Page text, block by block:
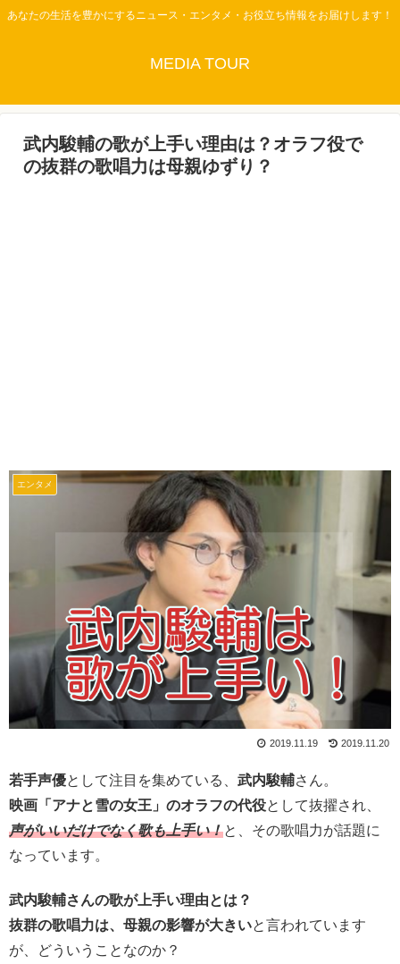
あなたの生活を豊かにするニュース・エンタメ・お役立ち情報をお届けします！
MEDIA TOUR
武内駿輔の歌が上手い理由は？オラフ役で
の抜群の歌唱力は母親ゆずり？
エンタメ
2019.11.20
2019.11.19
若手声優として注目を集めている、 武内駿輔さん。
映画「アナと雪の女王」のオラフの代役として抜擢され、
声がいいだけでなく歌も上手い！と、その歌唱力が話題に
なっています。
武内駿輔さんの歌が上手い理由とは？
抜群の歌唱力は、母親の影響が大きいと言われています
が、どういうことなのか？